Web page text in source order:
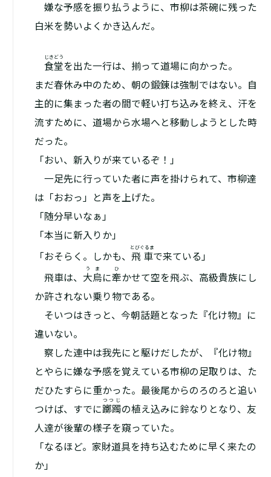
嫌な予感を振り払うように、市柳は茶碗に残った
白米を勢いよくかき込んだ。
食堂
じきどう
を出た一行は、揃って道場に向かった。
まだ春休み中のため、朝の鍛錬は強制ではない。自
主的に集まった者の間で軽い打ち込みを終え、汗を
流すために、道場から水場へと移動しようとした時
だった。
「おい、新入りが来ているぞ！」
一足先に行っていた者に声を掛けられて、市柳達
は「おおっ」と声を上げた。
「随分早いなぁ」
「本当に新入りか」
「おそらく。しかも、 飛車
とびぐるま
で来ている」
飛車は、 大烏
うま
に牽
ひ
かせて空を飛ぶ、高級貴族にし
か許されない乗り物である。
そいつはきっと、今朝話題となった『化け物』に
違いない。
察した連中は我先にと駆けだしたが、『化け物』
とやらに嫌な予感を覚えている市柳の足取りは、た
だひたすらに重かった。最後尾からのろのろと追い
つけば、すでに躑躅
つつじ
の植え込みに鈴なりとなり、友
人達が後輩の様子を窺っていた。
「なるほど。家財道具を持ち込むために早く来たの
か」